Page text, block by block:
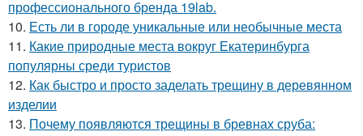
профессионального бренда 19lab.
10. Есть ли в городе уникальные или необычные места
11. Какие природные места вокруг Екатеринбурга
популярны среди туристов
12. Как быстро и просто заделать трещину в деревянном
изделии
13. Почему появляются трещины в бревнах сруба: